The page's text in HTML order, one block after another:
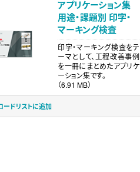
アプリケーション集
用途・課題別 印字・
マーキング検査
印字・マーキング検査をテ
ーマとして、工程改善事例
を一冊にまとめたアプリケ
ーション集です。
（6.91 MB）
ードリストに追加